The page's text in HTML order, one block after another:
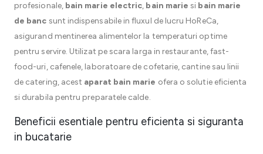
profesionale, bain marie electric, bain marie si bain marie
de banc sunt indispensabile in fluxul de lucru HoReCa,
asigurand mentinerea alimentelor la temperaturi optime
pentru servire. Utilizat pe scara larga in restaurante, fast-
food-uri, cafenele, laboratoare de cofetarie, cantine sau linii
de catering, acest aparat bain marie ofera o solutie eficienta
si durabila pentru preparatele calde.
Beneficii esentiale pentru eficienta si siguranta
in bucatarie